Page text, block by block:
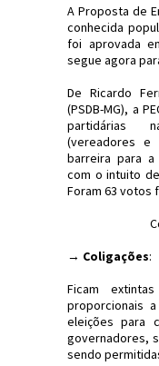
A Proposta de
conhecida
foi aprovada
segue agora
De Ricardo
(PSDB-MG), a
partidárias
(vereadores e
barreira para
com o intuito
Foram 63 votos
→ Coligações:
Ficam
proporcionais
eleições para
governadores,
sendo